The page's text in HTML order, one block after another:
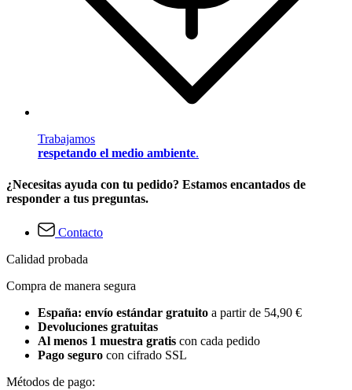
Trabajamos
respetando el medio ambiente.
¿Necesitas ayuda con tu pedido? Estamos encantados de
responder a tus preguntas.
Contacto
Calidad probada
Compra de manera segura
España: envío estándar gratuito a partir de 54,90 €
Devoluciones gratuitas
Al menos 1 muestra gratis con cada pedido
Pago seguro con cifrado SSL
Métodos de pago: